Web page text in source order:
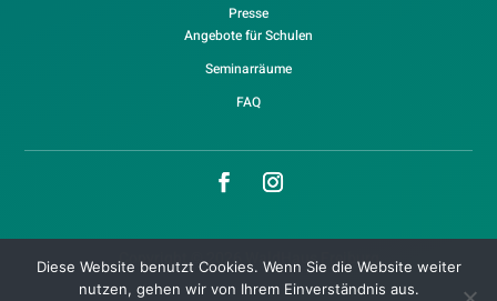
Presse
Angebote für Schulen
Seminarräume
FAQ
Copyright © 2026 WaldHaus Freiburg
Diese Website benutzt Cookies. Wenn Sie die Website weiter
nutzen, gehen wir von Ihrem Einverständnis aus.